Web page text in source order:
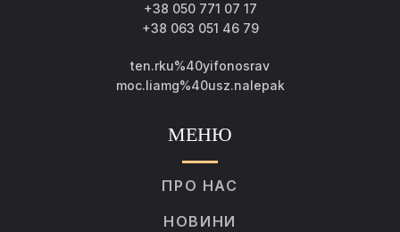
+38 050 771 07 17
+38 063 051 46 79
ten.rku%40yifonosrav
moc.liamg%40usz.nalepak
МЕНЮ
ПРО НАС
НОВИНИ